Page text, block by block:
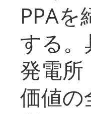
PPA
する
発電所
価値の